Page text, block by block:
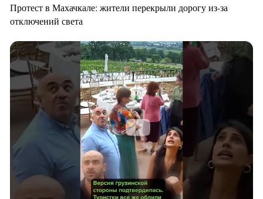
Протест в Махачкале: жители перекрыли дорогу из-за
отключений света